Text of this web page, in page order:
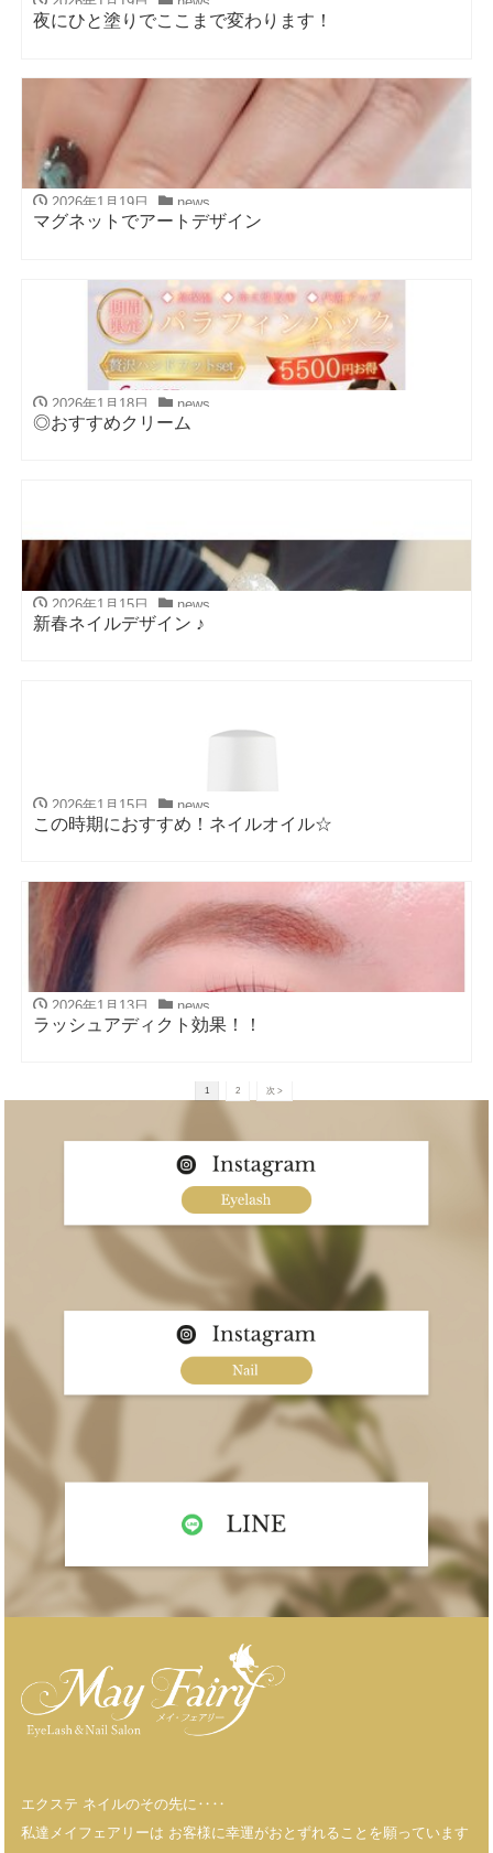
夜にひと塗りでここまで変わります！
2026年1月19日 news
マグネットでアートデザイン
2026年1月18日 news
◎おすすめクリーム
2026年1月15日 news
新春ネイルデザイン ♪
2026年1月15日 news
この時期におすすめ！ネイルオイル☆
2026年1月13日 news
ラッシュアディクト効果！！
1 2 次 >
エクステ ネイルのその先に‥‥
私達メイフェアリーは お客様に幸運がおとずれることを願っています